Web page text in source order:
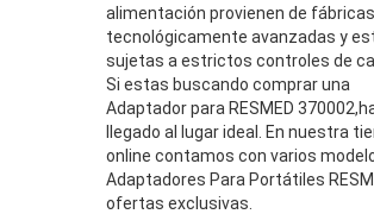
alimentación provienen de fábricas
tecnológicamente avanzadas y
sujetas a estrictos controles de
Si estas buscando comprar una
Adaptador para RESMED
llegado al lugar ideal. En nuestra
online contamos con varios
Adaptadores Para Portátiles
ofertas exclusivas.